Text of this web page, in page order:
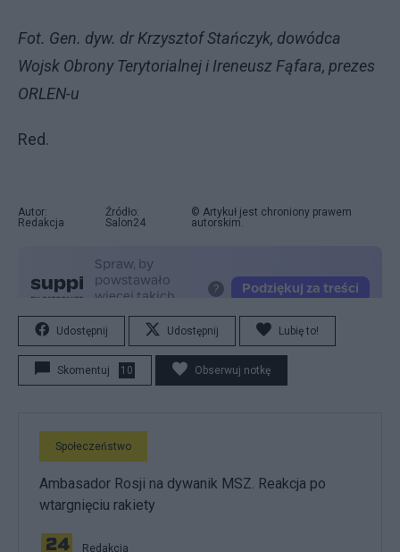
Fot. Gen. dyw. dr Krzysztof Stańczyk, dowódca
Wojsk Obrony Terytorialnej i Ireneusz Fąfara, prezes
ORLEN-u
Red.
Autor:
Redakcja
Źródło:
Salon24
© Artykuł jest chroniony prawem
autorskim.
Udostępnij Udostępnij Lubię to!
Skomentuj 10 Obserwuj notkę
Społeczeństwo
Ambasador Rosji na dywanik MSZ. Reakcja po
wtargnięciu rakiety
Redakcja